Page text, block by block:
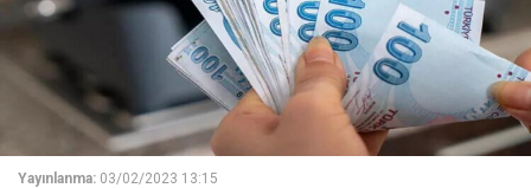
Yayınlanma: 03/02/2023 13:15